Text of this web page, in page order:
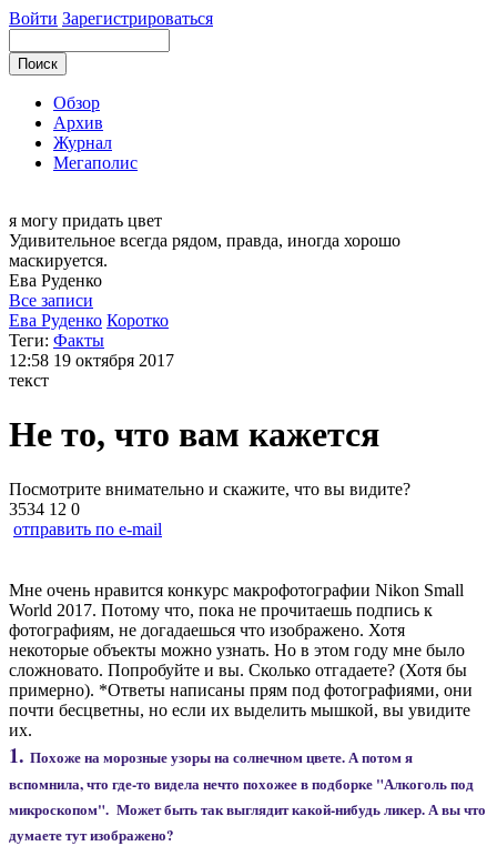
Войти Зарегистрироваться
Обзор
Архив
Журнал
Мегаполис
я могу придать цвет
Удивительное всегда рядом, правда, иногда хорошо
маскируется.
Ева Руденко
Все записи
Ева Руденко Коротко
Теги: Факты
12:58 19 октября 2017
текст
Не то, что вам кажется
Посмотрите внимательно и скажите, что вы видите?
3534 12 0
отправить по e-mail
Мне очень нравится конкурс макрофотографии Nikon Small
World 2017. Потому что, пока не прочитаешь подпись к
фотографиям, не догадаешься что изображено. Хотя
некоторые объекты можно узнать. Но в этом году мне было
сложновато. Попробуйте и вы. Сколько отгадаете? (Хотя бы
примерно). *Ответы написаны прям под фотографиями, они
почти бесцветны, но если их выделить мышкой, вы увидите
их.
1. Похоже на морозные узоры на солнечном цвете. А потом я
вспомнила, что где-то видела нечто похожее в подборке "Алкоголь под
микроскопом". Может быть так выглядит какой-нибудь ликер. А вы что
думаете тут изображено?